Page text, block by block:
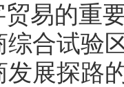
易的重
合试验
发展探路